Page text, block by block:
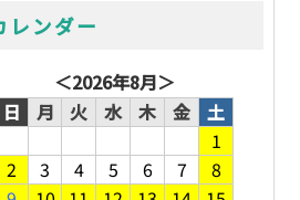
レンダー
＜2026年8月＞
日
月 火 水 木 金
土
1
2
3 4 5 6 7
8